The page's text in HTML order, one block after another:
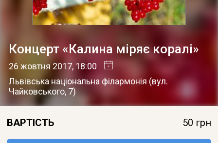
Концерт «Калина міряє коралі»
26 жовтня 2017, 18:00
Львівська національна філармонія (вул.
Чайковського, 7)
ВАРТІСТЬ 50 грн